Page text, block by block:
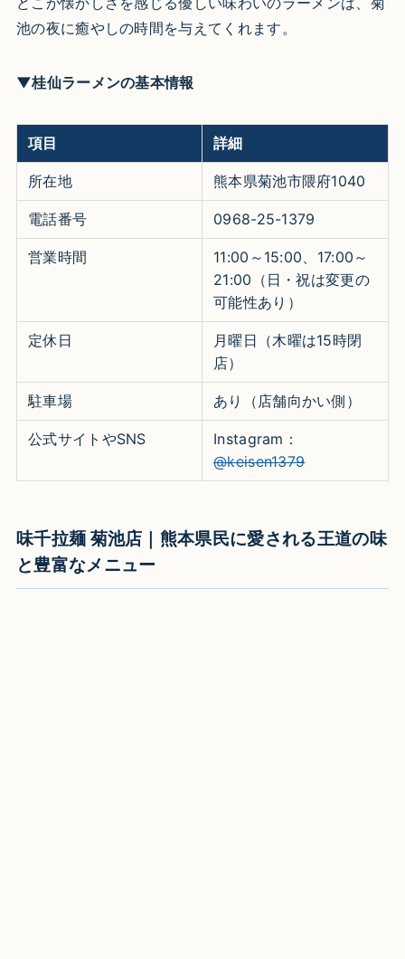
池の夜に癒やしの時間を与えてくれます。
▼桂仙ラーメンの基本情報
項目 詳細
所在地 熊本県菊池市隈府1040
電話番号 0968-25-1379
営業時間
11:00～15:00、17:00～
21:00（日・祝は変更の
可能性あり）
定休日
月曜日（木曜は15時閉
店）
駐車場 あり（店舗向かい側）
公式サイトやSNS
Instagram：
@keisen1379
味千拉麺 菊池店｜熊本県民に愛される王道の味
と豊富なメニュー